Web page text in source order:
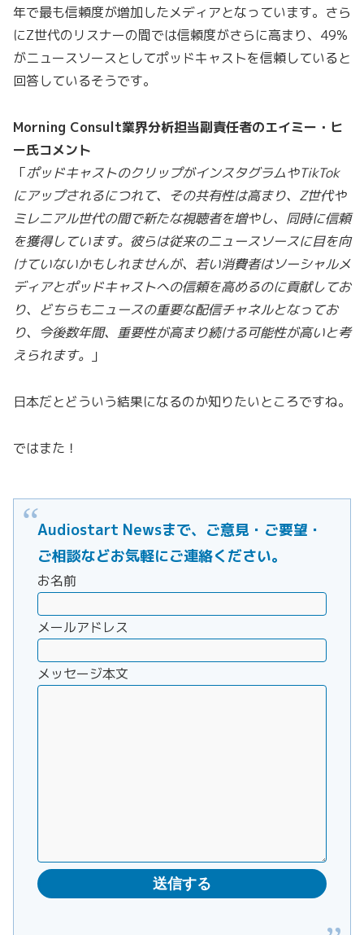
年で最も信頼度が増加したメディアとなっています。さら
にZ世代のリスナーの間では信頼度がさらに高まり、49%
がニュースソースとしてポッドキャストを信頼していると
回答しているそうです。
Morning Consult業界分析担当副責任者のエイミー・ヒ
ー氏コメント
「ポッドキャストのクリップがインスタグラムやTikTok
にアップされるにつれて、その共有性は高まり、Z世代や
ミレニアル世代の間で新たな視聴者を増やし、同時に信頼
を獲得しています。彼らは従来のニュースソースに目を向
けていないかもしれませんが、若い消費者はソーシャルメ
ディアとポッドキャストへの信頼を高めるのに貢献してお
り、どちらもニュースの重要な配信チャネルとなってお
り、今後数年間、重要性が高まり続ける可能性が高いと考
えられます。
」
日本だとどういう結果になるのか知りたいところですね。
ではまた！
Audiostart Newsまで、ご意見・ご要望・
ご相談などお気軽にご連絡ください。
お名前
メールアドレス
メッセージ本文